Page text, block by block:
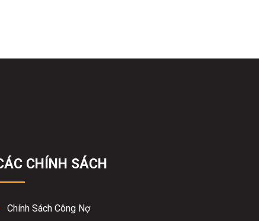
CHÍNH SÁCH
Chính Sách Công Nợ